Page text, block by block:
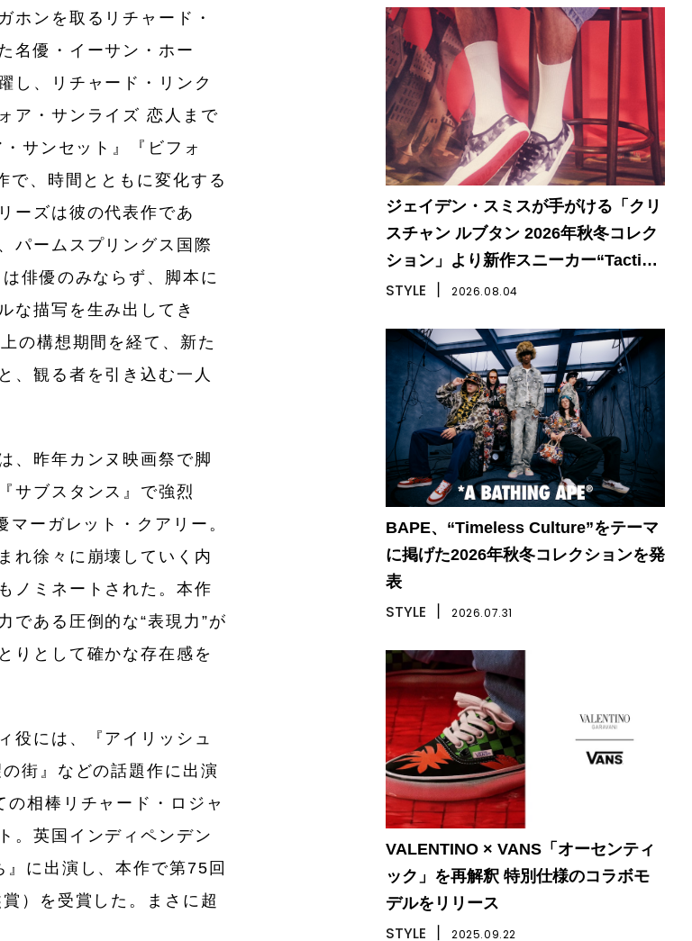
ホンを取るリチャード・
名優・イーサン・ホー
し、リチャード・リンク
ア・サンライズ 恋人まで
サンセット』『ビフォ
で、時間とともに変化する
ーズは彼の代表作であ
パームスプリングス国際
俳優のみならず、脚本に
な描写を生み出してき
の構想期間を経て、新た
、観る者を引き込む一人
、昨年カンヌ映画祭で脚
サブスタンス』で強烈
ーガレット・クアリー。
れ徐々に崩壊していく内
ノミネートされた。本作
である圧倒的な“表現力”が
りとして確かな存在感を
役には、『アイリッシュ
街』などの話題作に出演
相棒リチャード・ロジャ
。英国インディペンデン
に出演し、本作で第75回
）を受賞した。まさに超
ジェイデン・スミスが手がける「クリ
スチャン ルブタン 2026年秋冬コレク
ション」より新作スニーカー“Tactical
Skate”が登場
STYLE 2026.08.04
BAPE、“Timeless Culture”をテーマ
に掲げた2026年秋冬コレクションを発
表
STYLE 2026.07.31
VALENTINO × VANS「オーセンティ
ック」を再解釈 特別仕様のコラボモ
デルをリリース
STYLE 2025.09.22